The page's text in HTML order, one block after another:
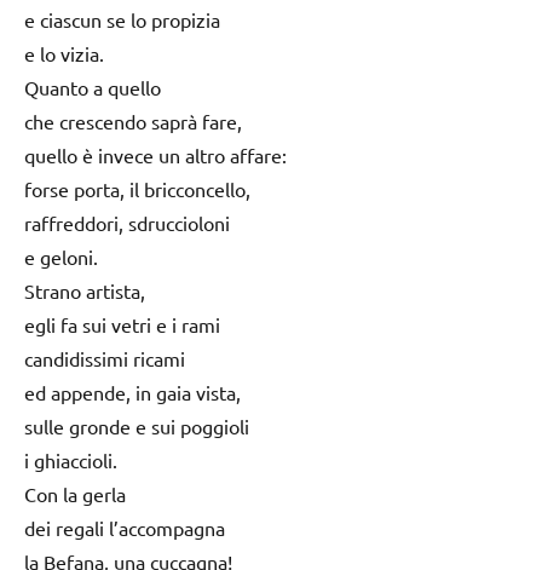
e ciascun se lo propizia
e lo vizia.
Quanto a quello
che crescendo saprà fare,
quello è invece un altro affare:
forse porta, il bricconcello,
raffreddori, sdruccioloni
e geloni.
Strano artista,
egli fa sui vetri e i rami
candidissimi ricami
ed appende, in gaia vista,
sulle gronde e sui poggioli
i ghiaccioli.
Con la gerla
dei regali l’accompagna
la Befana, una cuccagna!